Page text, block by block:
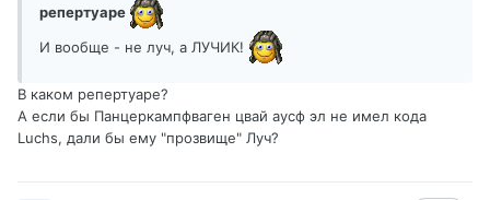
репертуаре
И вообще - не луч, а ЛУЧИК!
В каком репертуаре?
А если бы Панцеркампфваген цвай аусф эл не имел кода
Luchs, дали бы ему "прозвище" Луч?